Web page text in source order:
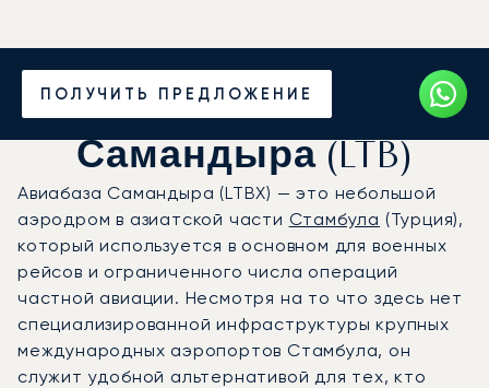
ПОЛУЧИТЬ ПРЕДЛОЖЕНИЕ
Частный джет на
военную авиабазу
Самандыра (LTB)
Авиабаза Самандыра (LTBX) — это небольшой
аэродром в азиатской части Стамбула (Турция),
который используется в основном для военных
рейсов и ограниченного числа операций
частной авиации. Несмотря на то что здесь нет
специализированной инфраструктуры крупных
международных аэропортов Стамбула, он
служит удобной альтернативой для тех, кто